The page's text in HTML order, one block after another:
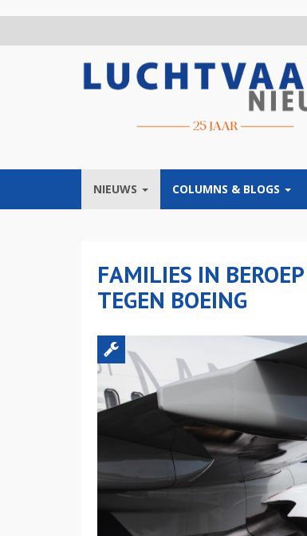
NIEUWS COLUMNS & BLOGS
FAMILIES IN
TEGEN BOEING